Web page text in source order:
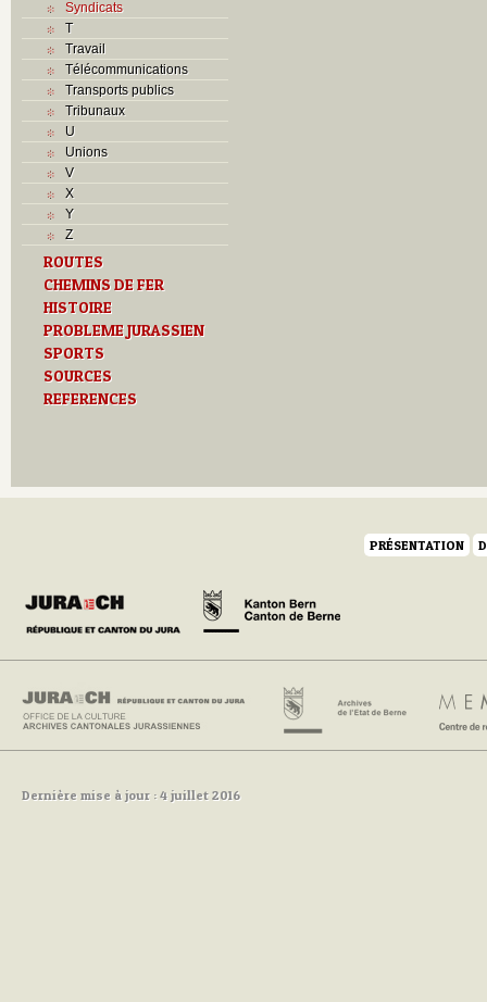
Syndicats
T
Travail
Télécommunications
Transports publics
Tribunaux
U
Unions
V
X
Y
Z
ROUTES
CHEMINS DE FER
HISTOIRE
PROBLEME JURASSIEN
SPORTS
SOURCES
REFERENCES
PRÉSENTATION
Dernière mise à jour : 4 juillet 2016